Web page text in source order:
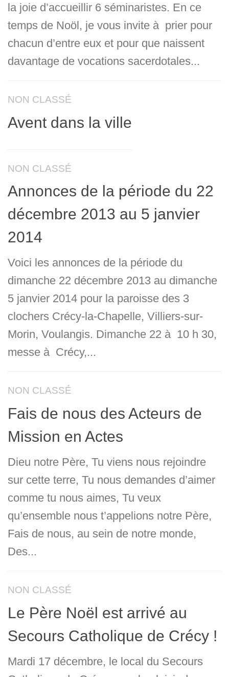
la joie d’accueillir 6 séminaristes. En ce
temps de Noöl, je vous invite à prier pour
chacun d’entre eux et pour que naissent
davantage de vocations sacerdotales...
NON CLASSÉ
Avent dans la ville
NON CLASSÉ
Annonces de la période du 22
décembre 2013 au 5 janvier
2014
Voici les annonces de la période du
dimanche 22 décembre 2013 au dimanche
5 janvier 2014 pour la paroisse des 3
clochers Crécy-la-Chapelle, Villiers-sur-
Morin, Voulangis. Dimanche 22 à 10 h 30,
messe à Crécy,...
NON CLASSÉ
Fais de nous des Acteurs de
Mission en Actes
Dieu notre Père, Tu viens nous rejoindre
sur cette terre, Tu nous demandes d’aimer
comme tu nous aimes, Tu veux
qu’ensemble nous t’appelions notre Père,
Fais de nous, au sein de notre monde,
Des...
NON CLASSÉ
Le Père Noël est arrivé au
Secours Catholique de Crécy !
Mardi 17 décembre, le local du Secours